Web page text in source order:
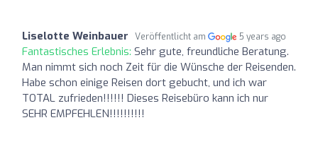
Liselotte Weinbauer Veröffentlicht am 5 years ago
Fantastisches Erlebnis: Sehr gute, freundliche Beratung.
Man nimmt sich noch Zeit für die Wünsche der Reisenden.
Habe schon einige Reisen dort gebucht, und ich war
TOTAL zufrieden!!!!!! Dieses Reisebüro kann ich nur
SEHR EMPFEHLEN!!!!!!!!!!